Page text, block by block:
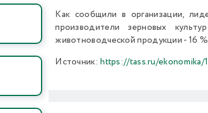
Как сообщили в организации,
производители зерновых
животноводческой продукции - 16
Источник:https://tass.ru/ekonomika/